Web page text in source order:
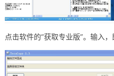
点击软件的“获取专业版”。输入，